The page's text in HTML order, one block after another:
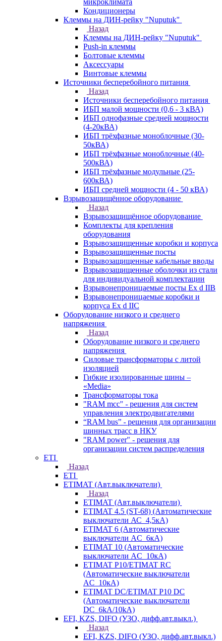
микроклимата
Кондиционеры
Клеммы на ДИН-рейку "Nuputuk"
Назад
Клеммы на ДИН-рейку "Nuputuk"
Push-in клеммы
Болтовые клеммы
Аксессуары
Винтовые клеммы
Источники бесперебойного питания
Назад
Источники бесперебойного питания
ИБП малой мощности (0,6 - 3 кВА)
ИБП однофазные средней мощности
(4-20кВА)
ИБП трёхфазные моноблочные (30-
50кВА)
ИБП трёхфазные моноблочные (40-
500кВА)
ИБП трёхфазные модульные (25-
600кВА)
ИБП средней мощности (4 - 50 кВА)
Взрывозащищённое оборудование
Назад
Взрывозащищённое оборудование
Комплекты для крепления
оборудования
Взрывозащищенные коробки и корпуса
Взрывозащищенные посты
Взрывозащищенные кабельные вводы
Взрывозащищенные оболочки из стали
для индивидуальной комплектации
Взрывонепроницаемые посты Ex d IIB
Взрывонепроницаемые коробки и
корпуса Ex d IIС
Оборудование низкого и среднего
напряжения
Назад
Оборудование низкого и среднего
напряжения
Силовые трансформаторы с литой
изоляцией
Гибкие изолированные шины –
«Media»
Трансформаторы тока
"RAM mcc" - решения для систем
управления электродвигателями
“RAM bus” - решения для организации
шинных трасс в НКУ
"RAM power" - решения для
организации систем распределения
ETI
Назад
ETI
ETIMAT (Авт.выключатели)
Назад
ETIMAT (Авт.выключатели)
ETIMAT 4.5 (ST-68) (Автоматические
выключатели АС_4,5кА)
ETIMAT 6 (Автоматические
выключатели AC_6кА)
ETIMAT 10 (Автоматические
выключатели AC_10кА)
ETIMAT P10/ETIMAT RC
(Автоматические выключатели
AC_10кА)
ETIMAT DC/ETIMAT P10 DC
(Автоматические выключатели
DC_6kA/10kA)
EFI, KZS, DIFO (УЗО, дифф.авт.выкл.)
Назад
EFI, KZS, DIFO (УЗО, дифф.авт.выкл.)